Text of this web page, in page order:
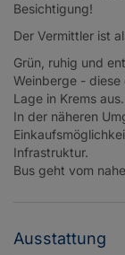
Besichtigung!
Der Vermittler ist
Grün, ruhig und
Weinberge -
Lage in Krems aus.
In der näheren
Infrastruktur.
Bus geht vom
Ausstattung